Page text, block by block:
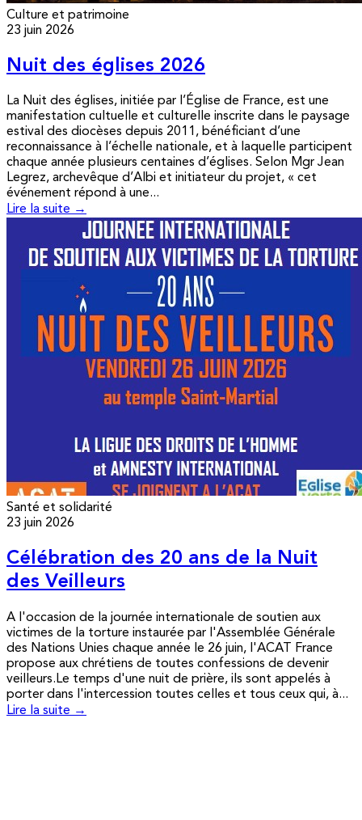
Culture et patrimoine
23 juin 2026
Nuit des églises 2026
La Nuit des églises, initiée par l’Église de France, est une
manifestation cultuelle et culturelle inscrite dans le paysage
estival des diocèses depuis 2011, bénéficiant d’une
reconnaissance à l’échelle nationale, et à laquelle participent
chaque année plusieurs centaines d’églises. Selon Mgr Jean
Legrez, archevêque d’Albi et initiateur du projet, « cet
événement répond à une...
Lire la suite →
Santé et solidarité
23 juin 2026
Célébration des 20 ans de la Nuit
des Veilleurs
A l'occasion de la journée internationale de soutien aux
victimes de la torture instaurée par l'Assemblée Générale
des Nations Unies chaque année le 26 juin, l'ACAT France
propose aux chrétiens de toutes confessions de devenir
veilleurs.Le temps d'une nuit de prière, ils sont appelés à
porter dans l'intercession toutes celles et tous ceux qui, à...
Lire la suite →